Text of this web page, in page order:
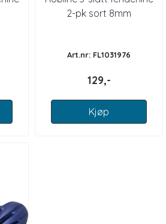
2-pk sort 8mm
Art.nr: FL1031976
129,-
Kjøp